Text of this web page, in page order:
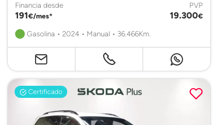
Financia desde
191€/mes*
PVP
19.300€
Gasolina • 2024 • Manual • 36.466Km.
Certificado